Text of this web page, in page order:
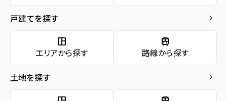
エリアから探す 路線から探す
物件
keyboard_arrow_right
戸建てを探す keyboard_arrow_right
space_dashboard
エリアから探す
train
路線から探す
土地を探す keyboard_arrow_right
鶴が丘
仙台市青葉区
仙台市宮城野区